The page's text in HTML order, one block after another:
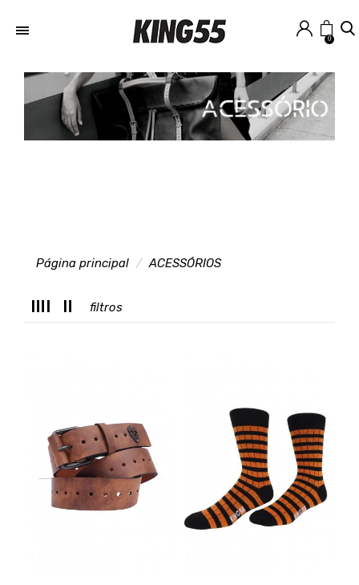
0
Página principal ACESSÓRIOS
filtros